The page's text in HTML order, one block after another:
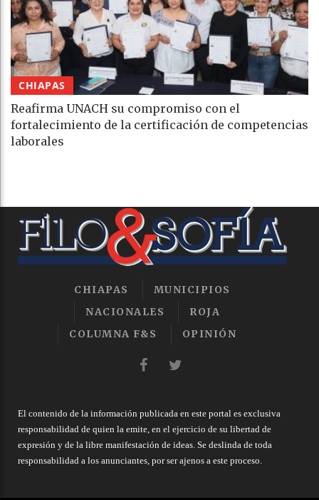
CHIAPAS
Reafirma UNACH su compromiso con el
fortalecimiento de la certificación de competencias
laborales
CHIAPAS
MUNICIPIOS
NACIONALES
ROJA
COLUMNA F&S
OPINIÓN
El contenido de la información publicada en este portal es exclusiva
responsabilidad de quien la emite, en el ejercicio de su libertad de
expresión y de la libre manifestación de ideas. Se deslinda de toda
responsabilidad a los anunciantes, por ser ajenos a este proceso.